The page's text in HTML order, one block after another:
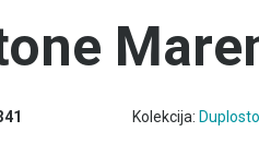
Kolekcija: